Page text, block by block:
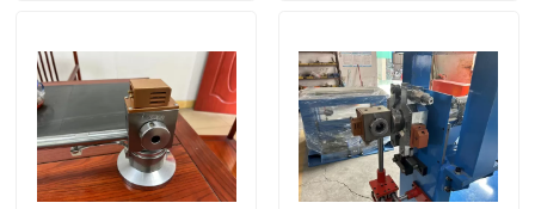
Video
Su di noi